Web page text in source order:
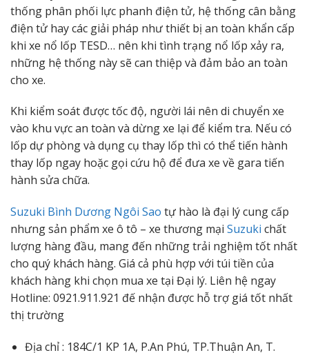
thống phân phối lực phanh điện tử, hệ thống cân bằng
điện tử hay các giải pháp như thiết bị an toàn khẩn cấp
khi xe nổ lốp TESD… nên khi tình trạng nổ lốp xảy ra,
những hệ thống này sẽ can thiệp và đảm bảo an toàn
cho xe.
Khi kiểm soát được tốc độ, người lái nên di chuyển xe
vào khu vực an toàn và dừng xe lại để kiểm tra. Nếu có
lốp dự phòng và dụng cụ thay lốp thì có thể tiến hành
thay lốp ngay hoặc gọi cứu hộ để đưa xe về gara tiến
hành sửa chữa.
Suzuki Bình Dương Ngôi Sao tự hào là đại lý cung cấp
nhưng sản phẩm xe ô tô – xe thương mại Suzuki chất
lượng hàng đầu, mang đến những trải nghiệm tốt nhất
cho quý khách hàng. Giá cả phù hợp với túi tiền của
khách hàng khi chọn mua xe tại Đại lý. Liên hệ ngay
Hotline: 0921.911.921 đế nhận được hỗ trợ giá tốt nhất
thị trường
Địa chỉ : 184C/1 KP 1A, P.An Phú, TP.Thuận An, T.